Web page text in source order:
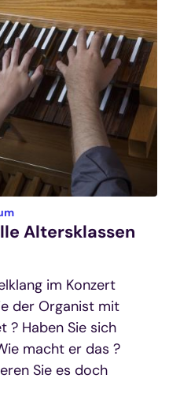
:
Altersklassen
im Konzert
der Organist mit
? Haben Sie sich
macht er das ?
Sie es doch